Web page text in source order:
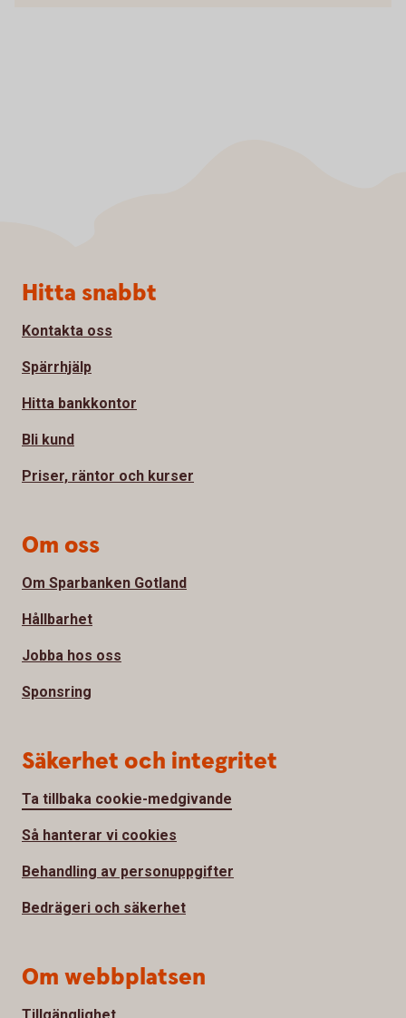
Sidfot
Hitta snabbt
Kontakta oss
Spärrhjälp
Hitta bankkontor
Bli kund
Priser, räntor och kurser
Om oss
Om Sparbanken Gotland
Hållbarhet
Jobba hos oss
Sponsring
Säkerhet och integritet
Ta tillbaka cookie-medgivande
Så hanterar vi cookies
Behandling av personuppgifter
Bedrägeri och säkerhet
Om webbplatsen